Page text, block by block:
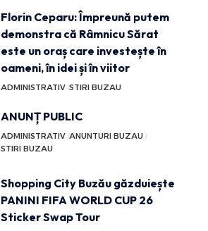
Florin Ceparu: Împreună putem
demonstra că Râmnicu Sărat
este un oraș care investește în
oameni, în idei și în viitor
ADMINISTRATIV STIRI BUZAU
ANUNȚ PUBLIC
ADMINISTRATIV ANUNTURI BUZAU
STIRI BUZAU
Shopping City Buzău găzduiește
PANINI FIFA WORLD CUP 26
Sticker Swap Tour